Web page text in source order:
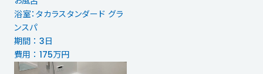
浴室：タカラスタンダード グラ
ンスパ
期間 ： 3日
費用 ： 175万円